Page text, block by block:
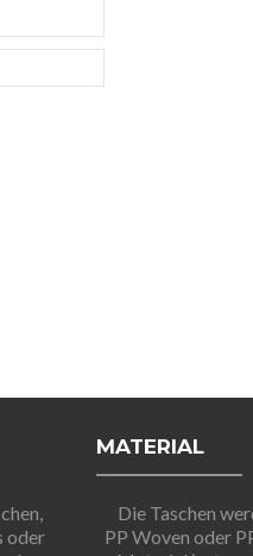
oder
MATERIAL
Die Taschen
PP Woven oder